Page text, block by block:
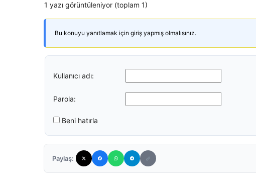
1 yazı görüntüleniyor (toplam 1)
Bu konuyu yanıtlamak için giriş yapmış olmalısınız.
Kullanıcı adı:
Parola:
Beni hatırla
Paylaş: